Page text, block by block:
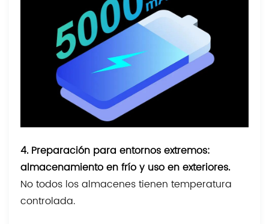
4. Preparación para entornos extremos:
almacenamiento en frío y uso en exteriores.
No todos los almacenes tienen temperatura
controlada.